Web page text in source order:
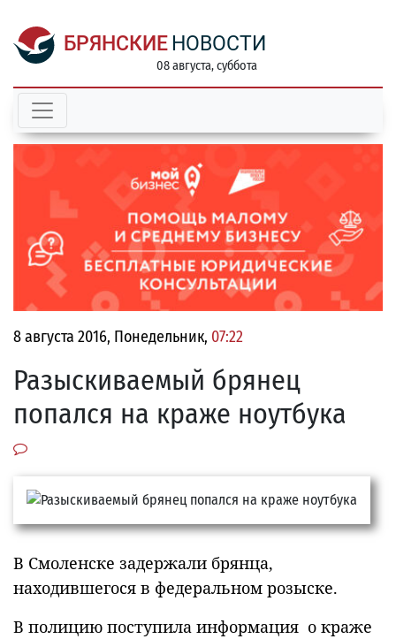
БРЯНСКИЕ НОВОСТИ
08 августа, суббота
8 августа 2016, Понедельник, 07:22
Разыскиваемый брянец
попался на краже ноутбука
В Смоленске задержали брянца,
находившегося в федеральном розыске.
В полицию поступила информация о краже